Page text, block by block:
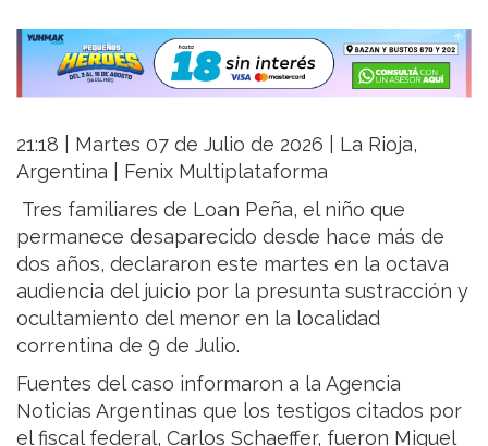
21:18 | Martes 07 de Julio de 2026 | La Rioja,
Argentina | Fenix Multiplataforma
Tres familiares de Loan Peña, el niño que
permanece desaparecido desde hace más de
dos años, declararon este martes en la octava
audiencia del juicio por la presunta sustracción y
ocultamiento del menor en la localidad
correntina de 9 de Julio.
Fuentes del caso informaron a la Agencia
Noticias Argentinas que los testigos citados por
el fiscal federal, Carlos Schaeffer, fueron Miguel